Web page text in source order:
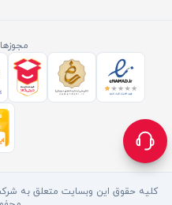
کلیه حقوق این وبسایت متعلق به